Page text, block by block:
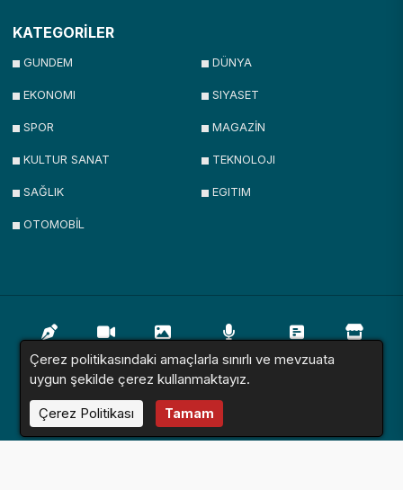
KATEGORİLER
GUNDEM DÜNYA
EKONOMI SIYASET
SPOR MAGAZİN
KULTUR SANAT TEKNOLOJI
SAĞLIK EGITIM
OTOMOBİL
YazarlarVideolarGalerilerRöportajlarAnketlerFirmalar
İlanlar Resmi İlanlar
Çerez politikasındaki amaçlarla sınırlı ve mevzuata
uygun şekilde çerez kullanmaktayız.
Çerez Politikası
Tamam